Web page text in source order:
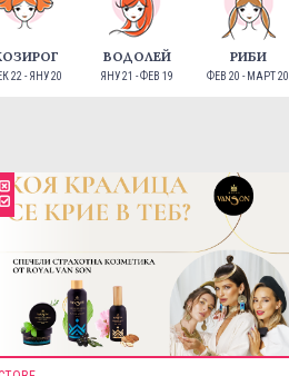
22 - ЯНУ 20
ВОДОЛЕЙ
ЯНУ 21 - ФЕВ 19
РИБИ
ФЕВ 20 - МАРТ 20